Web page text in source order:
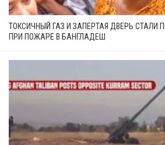
ТОКСИЧНЫЙ ГАЗ И ЗАПЕРТАЯ ДВЕРЬ СТАЛИ
ПРИ ПОЖАРЕ В БАНГЛАДЕШ